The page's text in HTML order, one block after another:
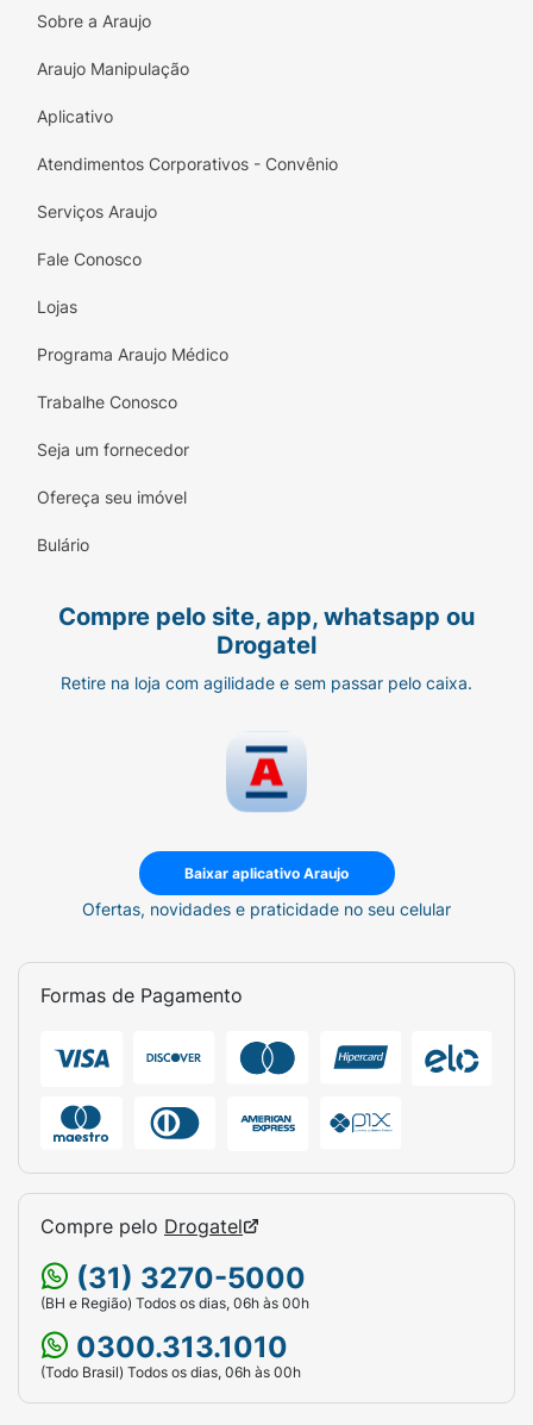
Sobre a Araujo
Araujo Manipulação
Aplicativo
Atendimentos Corporativos - Convênio
Serviços Araujo
Fale Conosco
Lojas
Programa Araujo Médico
Trabalhe Conosco
Seja um fornecedor
Ofereça seu imóvel
Bulário
Compre pelo site, app, whatsapp ou
Drogatel
Retire na loja com agilidade e sem passar pelo caixa.
Baixar aplicativo Araujo
Ofertas, novidades e praticidade no seu celular
Formas de Pagamento
Compre pelo Drogatel
(31) 3270-5000
(BH e Região) Todos os dias, 06h às 00h
0300.313.1010
(Todo Brasil) Todos os dias, 06h às 00h